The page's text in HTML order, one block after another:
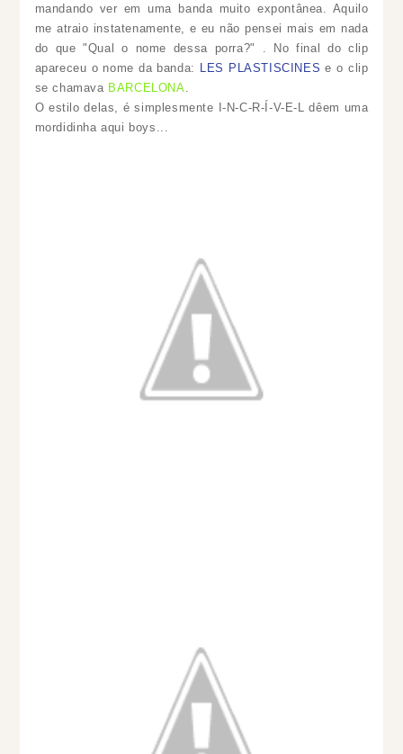
mandando ver em uma banda muito expontânea. Aquilo
me atraio instatenamente, e eu não pensei mais em nada
do que "Qual o nome dessa porra?" . No final do clip
apareceu o nome da banda: LES PLASTISCINES e o clip
se chamava BARCELONA
O estilo delas, é simplesmente I-N-C-R-Í-V-E-L dêem uma
mordidinha aqui boys...